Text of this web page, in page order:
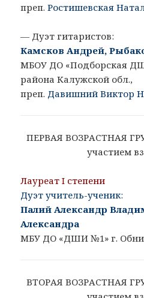
преп.Ростишевская
— Дуэт гитаристов:
Камсков Андрей,
МБОУ ДО «Подборская
района Калужской обл.,
преп. Давишний Виктор
ПЕРВАЯ ВОЗРАСТНАЯ
участием
Лауреат I степени
Дуэт учитель-ученик:
Палий Александр
Александра
МБУ ДО «ДШИ №1» г.
ВТОРАЯ ВОЗРАСТНАЯ